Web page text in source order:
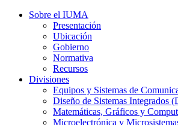
Sobre el IUMA
Presentación
Ubicación
Gobierno
Normativa
Recursos
Divisiones
Equipos y Sistemas de
Diseño de Sistemas Integrados
Matemáticas, Gráficos y
Microelectrónica y